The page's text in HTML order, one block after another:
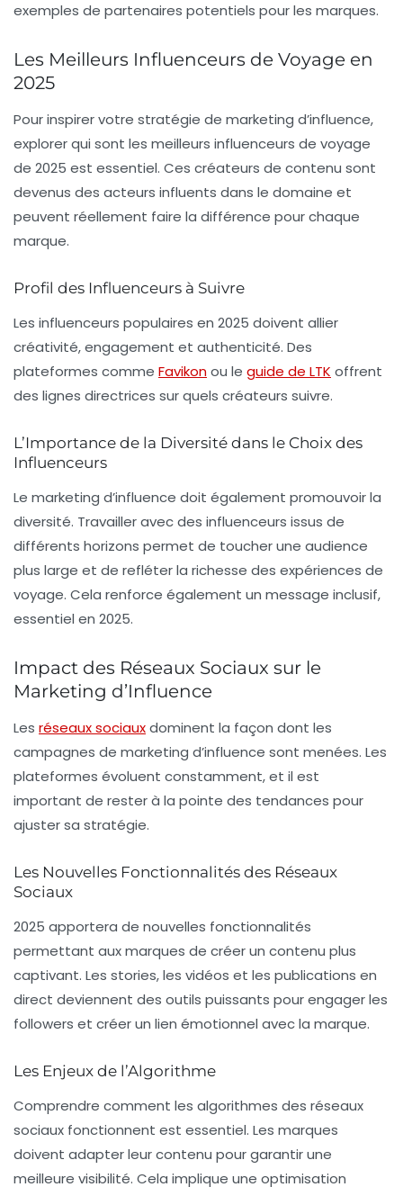
exemples de partenaires potentiels pour les marques.
Les Meilleurs Influenceurs de Voyage en
2025
Pour inspirer votre stratégie de marketing d’influence,
explorer qui sont les meilleurs influenceurs de voyage
de 2025 est essentiel. Ces créateurs de contenu sont
devenus des acteurs influents dans le domaine et
peuvent réellement faire la différence pour chaque
marque.
Profil des Influenceurs à Suivre
Les influenceurs populaires en 2025 doivent allier
créativité, engagement et authenticité. Des
plateformes comme Favikonou le guide de LTK offrent
des lignes directrices sur quels créateurs suivre.
L’Importance de la Diversité dans le Choix des
Influenceurs
Le marketing d’influence doit également promouvoir la
diversité. Travailler avec des influenceurs issus de
différents horizons permet de toucher une audience
plus large et de refléter la richesse des expériences de
voyage. Cela renforce également un message inclusif,
essentiel en 2025.
Impact des Réseaux Sociaux sur le
Marketing d’Influence
Les réseaux sociauxdominent la façon dont les
campagnes de marketing d’influence sont menées. Les
plateformes évoluent constamment, et il est
important de rester à la pointe des tendances pour
ajuster sa stratégie.
Les Nouvelles Fonctionnalités des Réseaux
Sociaux
2025 apportera de nouvelles fonctionnalités
permettant aux marques de créer un contenu plus
captivant. Les stories, les vidéos et les publications en
direct deviennent des outils puissants pour engager les
followers et créer un lien émotionnel avec la marque.
Les Enjeux de l’Algorithme
Comprendre comment les algorithmes des réseaux
sociaux fonctionnent est essentiel. Les marques
doivent adapter leur contenu pour garantir une
meilleure visibilité. Cela implique une optimisation